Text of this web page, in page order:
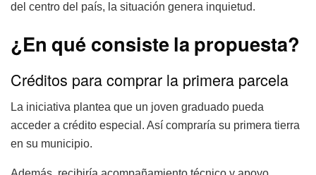
del centro del país, la situación genera inquietud.
¿En qué consiste la propuesta?
Créditos para comprar la primera parcela
La iniciativa plantea que un joven graduado pueda
acceder a crédito especial. Así compraría su primera tierra
en su municipio.